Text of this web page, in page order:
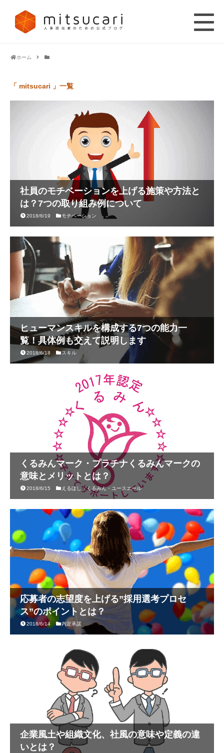
ホーム
「 mitsucari 」一覧
社員のモチベーションを上げる施策や方法と
は？7つの取り組み例について
2018/6/19 モチベーション
ヒューマンスキルを構成する7つの能力一
覧！具体例も交えて説明します
2018/6/18 スキル
くるみんマーク・プラチナくるみんマークの
意味とメリットとは？
2018/6/15 えるぼし・くるみん・ユースエール
応募者の志望度を上げる”採用選考プロセ
ス”のポイントとは？
2018/6/14 内定承諾
企業風土や組織文化、社風の意味や定義の違
いとは？